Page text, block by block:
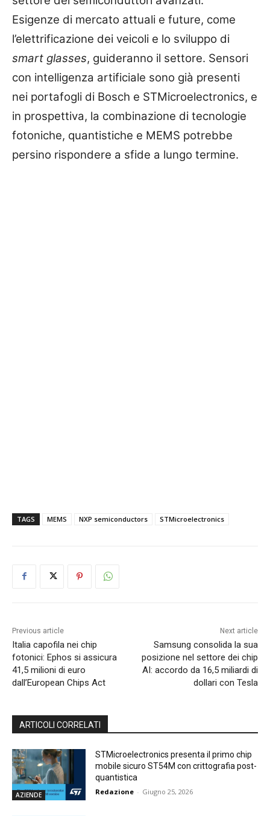
Esigenze di mercato attuali e future, come
l’elettrificazione dei veicoli e lo sviluppo di
smart glasses, guideranno il settore. Sensori
con intelligenza artificiale sono già presenti
nei portafogli di Bosch e STMicroelectronics, e
in prospettiva, la combinazione di tecnologie
fotoniche, quantistiche e MEMS potrebbe
persino rispondere a sfide a lungo termine.
TAGS MEMS NXP semiconductors STMicroelectronics
Previous article
Italia capofila nei chip
fotonici: Ephos si assicura
41,5 milioni di euro
dall’European Chips Act
Next article
Samsung consolida la sua
posizione nel settore dei chip
AI: accordo da 16,5 miliardi di
dollari con Tesla
ARTICOLI CORRELATI
AZIENDE
STMicroelectronics presenta il primo chip
mobile sicuro ST54M con crittografia post-
quantistica
Redazione - Giugno 25, 2026